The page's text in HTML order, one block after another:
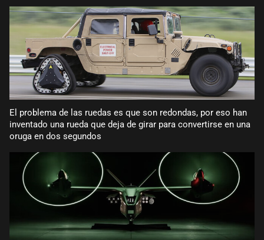
El problema de las ruedas es que son redondas, por eso han
inventado una rueda que deja de girar para convertirse en una
oruga en dos segundos